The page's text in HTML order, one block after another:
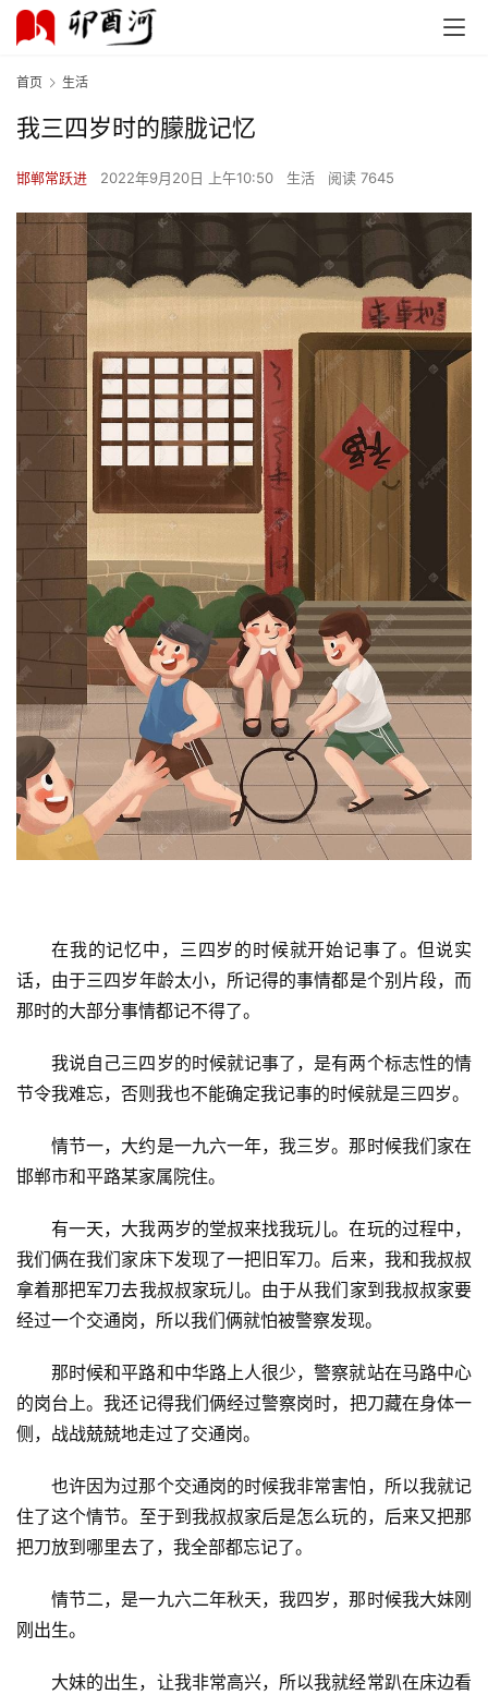
首页 生活
我三四岁时的朦胧记忆
邯郸常跃进 2022年9月20日 上午10:50 生活 阅读 7645
在我的记忆中，三四岁的时候就开始记事了。但说实
话，由于三四岁年龄太小，所记得的事情都是个别片段，而
那时的大部分事情都记不得了。
我说自己三四岁的时候就记事了，是有两个标志性的情
节令我难忘，否则我也不能确定我记事的时候就是三四岁。
情节一，大约是一九六一年，我三岁。那时候我们家在
邯郸市和平路某家属院住。
有一天，大我两岁的堂叔来找我玩儿。在玩的过程中，
我们俩在我们家床下发现了一把旧军刀。后来，我和我叔叔
拿着那把军刀去我叔叔家玩儿。由于从我们家到我叔叔家要
经过一个交通岗，所以我们俩就怕被警察发现。
那时候和平路和中华路上人很少，警察就站在马路中心
的岗台上。我还记得我们俩经过警察岗时，把刀藏在身体一
侧，战战兢兢地走过了交通岗。
也许因为过那个交通岗的时候我非常害怕，所以我就记
住了这个情节。至于到我叔叔家后是怎么玩的，后来又把那
把刀放到哪里去了，我全部都忘记了。
情节二，是一九六二年秋天，我四岁，那时候我大妹刚
刚出生。
大妹的出生，让我非常高兴，所以我就经常趴在床边看